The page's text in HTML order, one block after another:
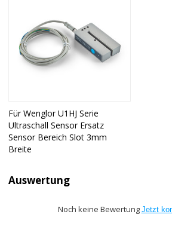
Für Wenglor U1HJ Serie
Ultraschall Sensor Ersatz
Sensor Bereich Slot 3mm
Breite
Auswertung
Noch keine Bewertung Jetzt